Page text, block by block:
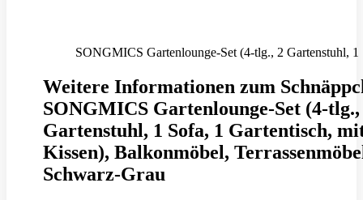
SONGMICS Gartenlounge-Set (4-tlg., 2 Gartenstuhl,
Weitere Informationen zum
SONGMICS Gartenlounge-Set (4-tlg.,
Gartenstuhl, 1 Sofa, 1 Gartentisch,
Kissen), Balkonmöbel,
Schwarz-Grau